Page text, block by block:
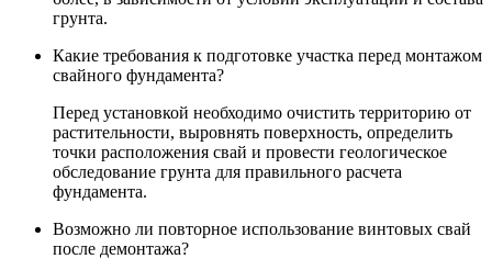
грунта.
Какие требования к подготовке участка перед монтажом
свайного фундамента?
Перед установкой необходимо очистить территорию от
растительности, выровнять поверхность, определить
точки расположения свай и провести геологическое
обследование грунта для правильного расчета
фундамента.
Возможно ли повторное использование винтовых свай
после демонтажа?